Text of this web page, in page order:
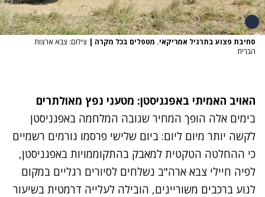
סחיבת פצוע בתרגיל אמריקאי. מטפלים בכל מקרה | צילום: צבא ארצות
הברית
האויב האמיתי באפגניסטן: מטעני נפץ מאולתרים
בימים אלה הופך המחיר שגובה המלחמה באפגניסטן
לקשה יותר מיום ליום: ביום שלישי פרסמו גורמים רשמיים
כי ההחלטה הטקטית למאבק בהתקוממויות באפגניסטן,
לפיה חיילי צבא ארה"ב נשלחים לסיורים רגליים במקום
לנוע ברכבים משוריינים, הובילה לעלייה דרמטית בשיעור